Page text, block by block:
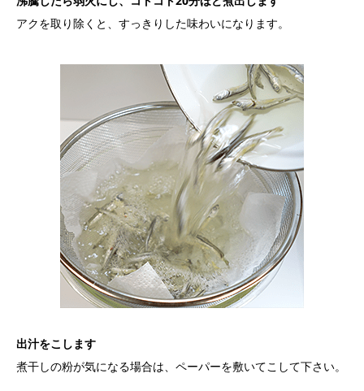
アクを取り除くと、すっきりした味わいになります。
出汁をこします
煮干しの粉が気になる場合は、ペーパーを敷いてこして下さい。